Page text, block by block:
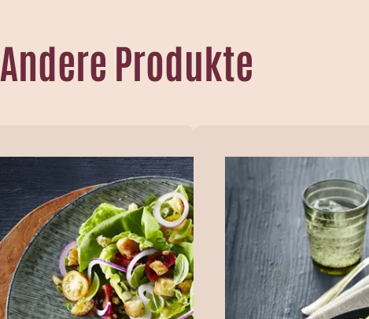
Andere Produkte